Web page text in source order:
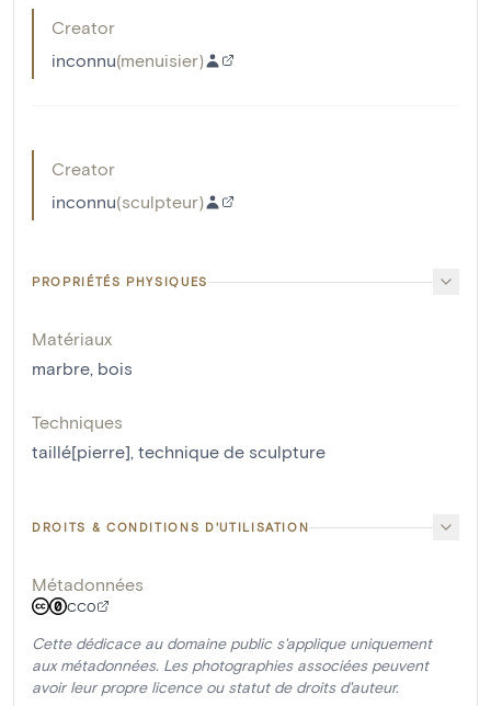
Creator
inconnu(menuisier)
Creator
inconnu(sculpteur)
PROPRIÉTÉS PHYSIQUES
Matériaux
marbre, bois
Techniques
taillé[pierre], technique de sculpture
DROITS & CONDITIONS D'UTILISATION
Métadonnées
CC0
Cette dédicace au domaine public s'applique uniquement
aux métadonnées. Les photographies associées peuvent
avoir leur propre licence ou statut de droits d'auteur.